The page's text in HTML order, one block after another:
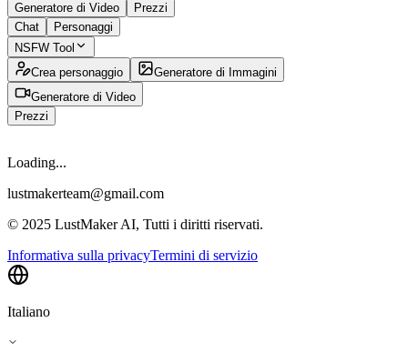
Generatore di Video
Prezzi
Chat
Personaggi
NSFW Tool
Crea personaggio
Generatore di Immagini
Generatore di Video
Prezzi
Loading...
lustmakerteam@gmail.com
© 2025 LustMaker AI, Tutti i diritti riservati.
Informativa sulla privacyTermini di servizio
Italiano